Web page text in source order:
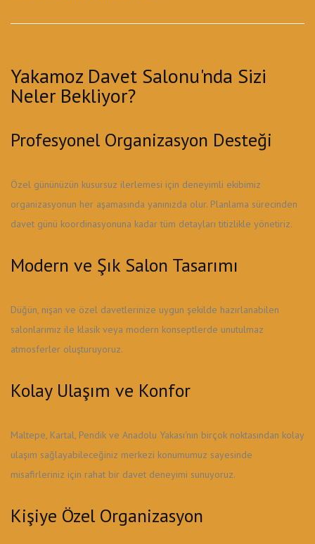
Yakamoz Davet Salonu'nda Sizi
Neler Bekliyor?
Profesyonel Organizasyon Desteği
Özel gününüzün kusursuz ilerlemesi için deneyimli ekibimiz
organizasyonun her aşamasında yanınızda olur. Planlama sürecinden
davet günü koordinasyonuna kadar tüm detayları titizlikle yönetiriz.
Modern ve Şık Salon Tasarımı
Düğün, nişan ve özel davetlerinize uygun şekilde hazırlanabilen
salonlarımız ile klasik veya modern konseptlerde unutulmaz
atmosferler oluşturuyoruz.
Kolay Ulaşım ve Konfor
Maltepe, Kartal, Pendik ve Anadolu Yakası'nın birçok noktasından kolay
ulaşım sağlayabileceğiniz merkezi konumumuz sayesinde
misafirleriniz için rahat bir davet deneyimi sunuyoruz.
Kişiye Özel Organizasyon